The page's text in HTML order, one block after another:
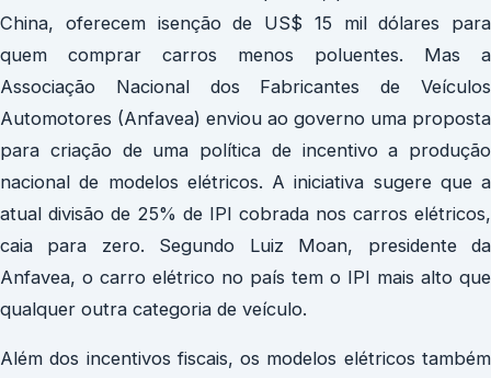
China, oferecem isenção de US$ 15 mil dólares para
quem comprar carros menos poluentes. Mas a
Associação Nacional dos Fabricantes de Veículos
Automotores (Anfavea) enviou ao governo uma proposta
para criação de uma política de incentivo a produção
nacional de modelos elétricos. A iniciativa sugere que a
atual divisão de 25% de IPI cobrada nos carros elétricos,
caia para zero. Segundo Luiz Moan, presidente da
Anfavea, o carro elétrico no país tem o IPI mais alto que
qualquer outra categoria de veículo.
Além dos incentivos fiscais, os modelos elétricos também